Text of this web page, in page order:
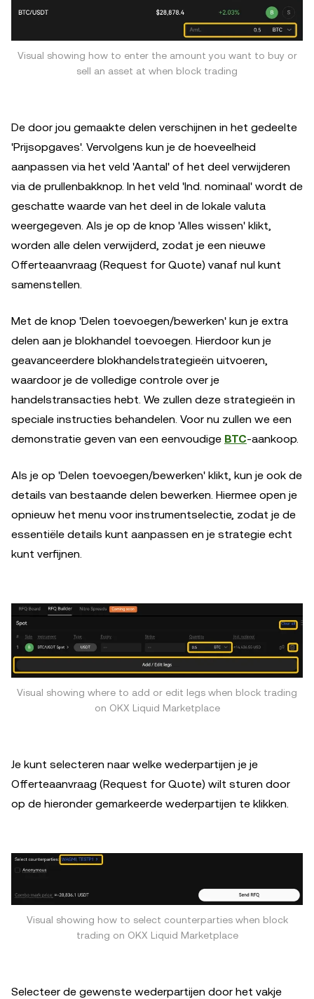
Visual showing how to enter the amount you want to buy or
sell an asset at when block trading
De door jou gemaakte delen verschijnen in het gedeelte
'Prijsopgaves'. Vervolgens kun je de hoeveelheid
aanpassen via het veld 'Aantal' of het deel verwijderen
via de prullenbakknop. In het veld 'Ind. nominaal' wordt de
geschatte waarde van het deel in de lokale valuta
weergegeven. Als je op de knop 'Alles wissen' klikt,
worden alle delen verwijderd, zodat je een nieuwe
Offerteaanvraag (Request for Quote) vanaf nul kunt
samenstellen.
Met de knop 'Delen toevoegen/bewerken' kun je extra
delen aan je blokhandel toevoegen. Hierdoor kun je
geavanceerdere blokhandelstrategieën uitvoeren,
waardoor je de volledige controle over je
handelstransacties hebt. We zullen deze strategieën in
speciale instructies behandelen. Voor nu zullen we een
demonstratie geven van een eenvoudige BTC-aankoop.
Als je op 'Delen toevoegen/bewerken' klikt, kun je ook de
details van bestaande delen bewerken. Hiermee open je
opnieuw het menu voor instrumentselectie, zodat je de
essentiële details kunt aanpassen en je strategie echt
kunt verfijnen.
Visual showing where to add or edit legs when block trading
on OKX Liquid Marketplace
Je kunt selecteren naar welke wederpartijen je je
Offerteaanvraag (Request for Quote) wilt sturen door
op de hieronder gemarkeerde wederpartijen te klikken.
Visual showing how to select counterparties when block
trading on OKX Liquid Marketplace
Selecteer de gewenste wederpartijen door het vakje